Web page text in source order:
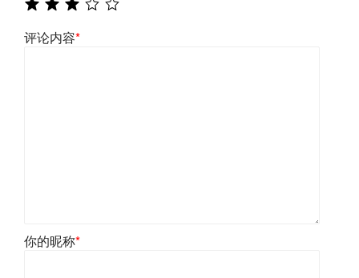
评论内容*
你的昵称*